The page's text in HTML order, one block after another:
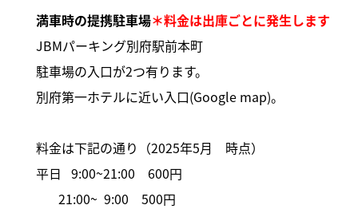
満車時の提携駐車場＊料金は出庫ごとに発生します
JBMパーキング別府駅前本町
駐車場の入口が2つ有ります。
別府第一ホテルに近い入口(Google map)。
料金は下記の通り（2025年5月 時点）
平日 9:00~21:00 600円
21:00~ 9:00 500円